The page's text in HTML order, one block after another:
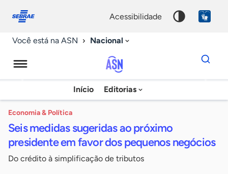
conosco
acessibilidade
Você está na ASN Nacional
Agência
Sebrae
Notícias
Início Editorias
Dados
para
chave
Economia & Política
Seis medidas sugeridas ao próximo
presidente em favor dos pequenos negócios
Do crédito à simplificação de tributos